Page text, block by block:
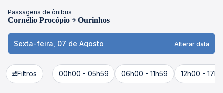
Passagens de ônibus
Cornélio Procópio Ourinhos
Sexta-feira, 07 de Agosto Alterar data
Filtros 00h00 - 05h59 06h00 - 11h59 12h00 -